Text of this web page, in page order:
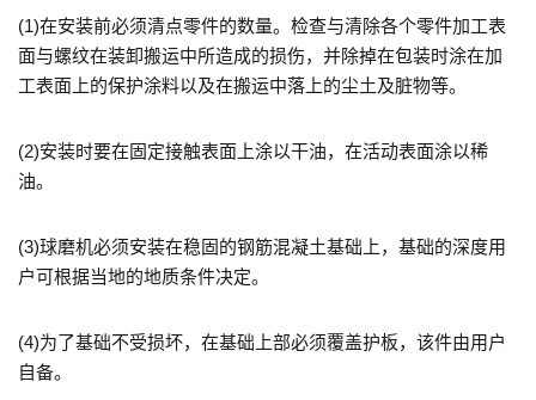
(1)在安装前必须清点零件的数量。检查与清除各个零件加工表
面与螺纹在装卸搬运中所造成的损伤，并除掉在包装时涂在加
工表面上的保护涂料以及在搬运中落上的尘土及脏物等。
(2)安装时要在固定接触表面上涂以干油，在活动表面涂以稀
油。
(3)球磨机必须安装在稳固的钢筋混凝土基础上，基础的深度用
户可根据当地的地质条件决定。
(4)为了基础不受损坏，在基础上部必须覆盖护板，该件由用户
自备。